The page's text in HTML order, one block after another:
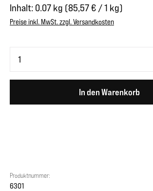
Inhalt: 0.07 kg (85,57 € / 1 kg)
Preise inkl. MwSt. zzgl. Versandkosten
In den Warenkorb
Produktnummer:
6301